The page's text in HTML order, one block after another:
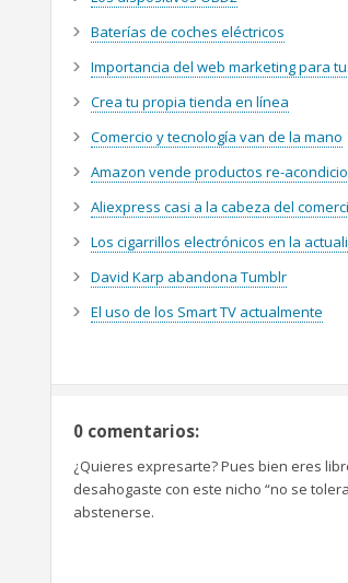
Baterías de coches eléctricos
Importancia del web marketing para
Crea tu propia tienda en línea
Comercio y tecnología van de la mano
Amazon vende productos re-
Aliexpress casi a la cabeza del
Los cigarrillos electrónicos en la
David Karp abandona Tumblr
El uso de los Smart TV actualmente
0 comentarios:
¿Quieres expresarte? Pues bien eres
desahogaste con este nicho “no se
abstenerse.